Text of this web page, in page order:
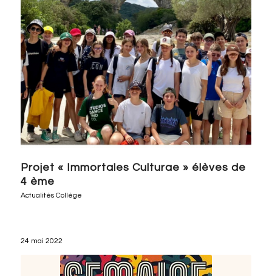
Projet « Immortales Culturae » élèves de
4 ème
Actualités Collège
24 mai 2022